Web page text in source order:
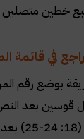
خطين
في قائمة
بوضع رقم
قوسين بعد
المشار